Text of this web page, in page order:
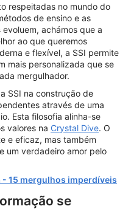
respeitadas no mundo do
de ensino e as
achámos que a
ao que queremos
e flexível, a SSI permite
mais personalizada que se
mergulhador.
SSI na construção de
através de uma
Esta filosofia alinha-se
valores na Crystal Dive. O
e eficaz, mas também
um verdadeiro amor pelo
- 15 mergulhos imperdíveis
se